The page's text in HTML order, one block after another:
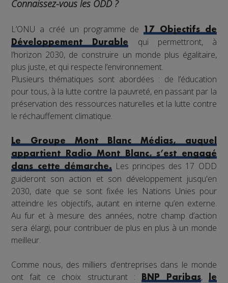
Connaissez-vous les ODD ?
L’ONU a créé un programme de17 Objectifs de
Développement Durable
qui permettront, à
l’horizon 2030, de construire un monde plus égalitaire,
plus juste, et qui respecte l’environnement.
Plusieurs thématiques sont abordées : de l’éducation
pour tous, à la lutte contre la pauvreté, en passant par la
préservation des ressources naturelles et la lutte contre
le réchauffement climatique.
Le Groupe Mont Blanc Médias, auquel
appartient Radio Mont Blanc, s’est engagé
dans cette démarche.Les principes des 17 ODD
guideront son action et son développement jusqu'en
2030, date que se sont fixée les Nations Unies pour
atteindre les objectifs, autant en interne qu’en externe.
Au fur et à mesure des années, notre champ d’action
sera élargi, pour contribuer de plus en plus à un monde
meilleur.
Comme nous, des milliers d’entreprises dans le monde
ont fait ce choix structurant :
BNP Paribas,
le